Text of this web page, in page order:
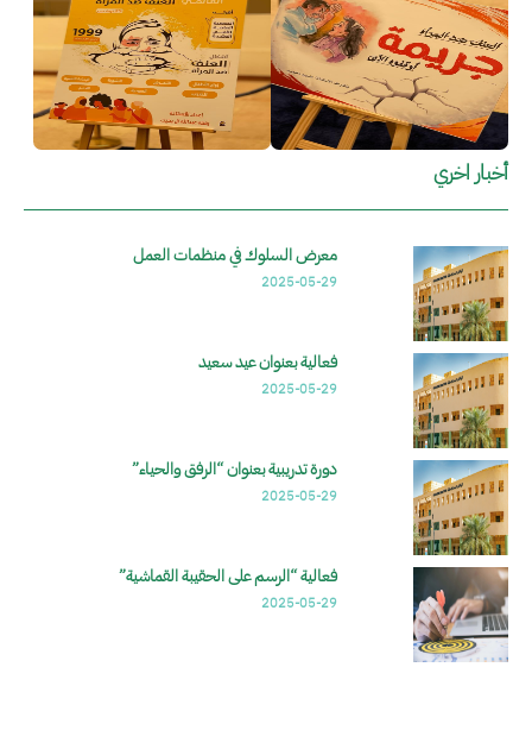
أخبار اخري
معرض السلوك في منظمات العمل
2025-05-29
فعالية بعنوان عيد سعيد
2025-05-29
دورة تدريبية بعنوان “الرفق والحياء”
2025-05-29
فعالية “الرسم على الحقيبة القماشية”
2025-05-29